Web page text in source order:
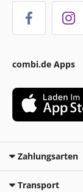
combi.de Apps
Zahlungsarten
Transport